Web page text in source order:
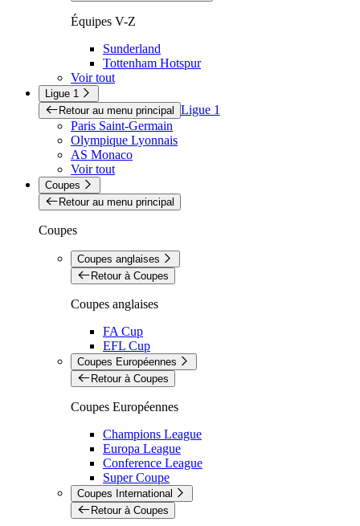
Équipes V-Z
Sunderland
Tottenham Hotspur
Voir tout
Ligue 1
Retour au menu principal Ligue 1
Paris Saint-Germain
Olympique Lyonnais
AS Monaco
Voir tout
Coupes
Retour au menu principal
Coupes
Coupes anglaises
Retour à Coupes
Coupes anglaises
FA Cup
EFL Cup
Coupes Européennes
Retour à Coupes
Coupes Européennes
Champions League
Europa League
Conference League
Super Coupe
Coupes International
Retour à Coupes